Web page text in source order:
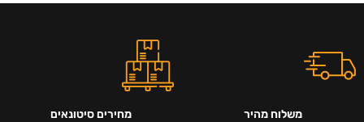
משלוח מהיר
מחירים סיטונאים